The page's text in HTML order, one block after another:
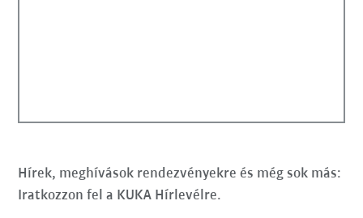
Hírek, meghívások rendezvényekre és még sok más:
Iratkozzon fel a KUKA Hírlevélre.